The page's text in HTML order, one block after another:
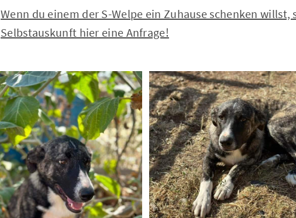
Wenn du einem der S-Welpe ein Zuhause schenken willst,
Selbstauskunft hier eine Anfrage!